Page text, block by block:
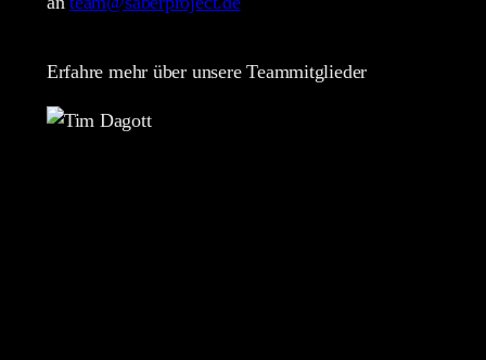
Erfahre mehr über unsere Teammitglieder